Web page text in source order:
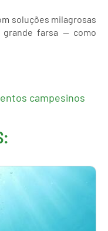
soluções milagrosas
grande farsa — como
campesinos